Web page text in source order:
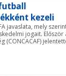
kezeli
javaslata, mely
jogait. Először
(CONCACAF)